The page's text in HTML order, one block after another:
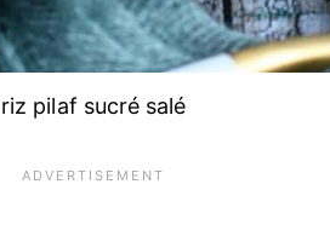
riz pilaf sucré salé